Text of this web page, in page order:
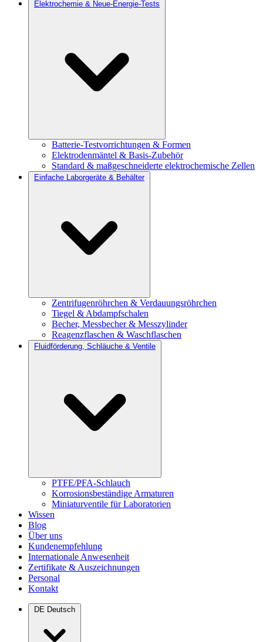
Elektrochemie & Neue-Energie-Tests
Batterie-Testvorrichtungen & Formen
Elektrodenmäntel & Basis-Zubehör
Standard & maßgeschneiderte elektrochemische Zellen
Einfache Laborgeräte & Behälter
Zentrifugenröhrchen & Verdauungsröhrchen
Tiegel & Abdampfschalen
Becher, Messbecher & Messzylinder
Reagenzflaschen & Waschflaschen
Fluidförderung, Schläuche & Ventile
PTFE/PFA-Schlauch
Korrosionsbeständige Armaturen
Miniaturventile für Laboratorien
Wissen
Blog
Über uns
Kundenempfehlung
Internationale Anwesenheit
Zertifikate & Auszeichnungen
Personal
Kontakt
DE Deutsch